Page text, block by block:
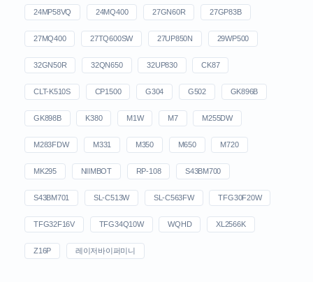
24MP58VQ 24MQ400 27GN60R 27GP83B
27MQ400 27TQ600SW 27UP850N 29WP500
32GN50R 32QN650 32UP830 CK87
CLT-K510S CP1500 G304 G502 GK896B
GK898B K380 M1W M7 M255DW
M283FDW M331 M350 M650 M720
MK295 NIIMBOT RP-108 S43BM700
S43BM701 SL-C513W SL-C563FW TFG30F20W
TFG32F16V TFG34Q10W WQHD XL2566K
Z16P 레이저바이퍼미니